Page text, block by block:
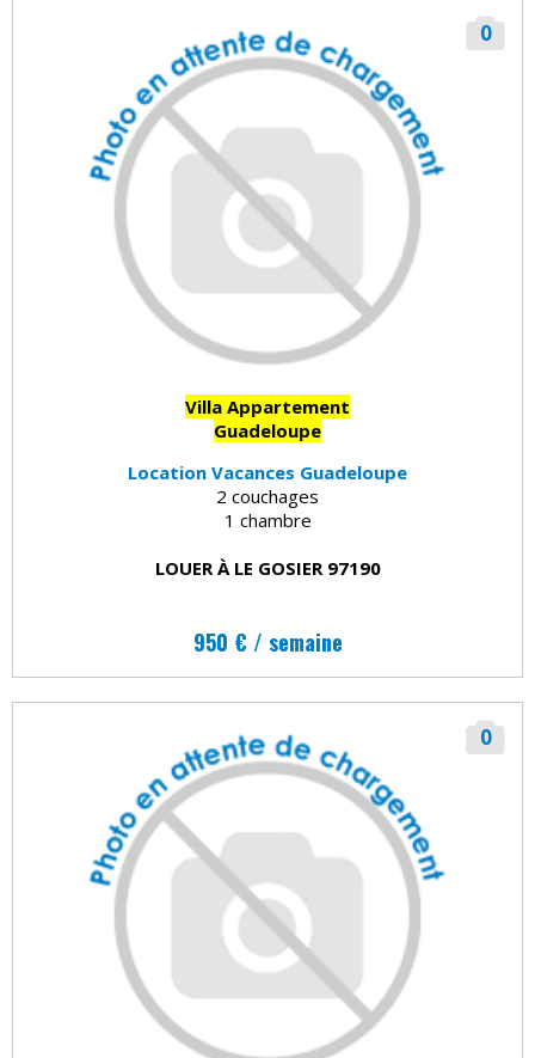
0
Villa Appartement
Guadeloupe
Location Vacances Guadeloupe
2 couchages
1 chambre
LOUER À LE GOSIER 97190
950 € / semaine
0